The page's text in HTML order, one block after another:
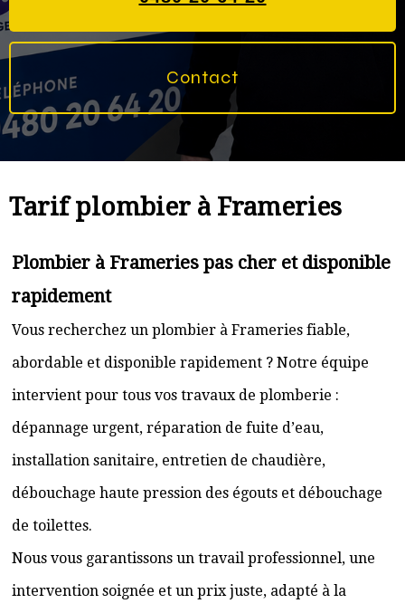
Contact
Tarif plombier à Frameries
Plombier à Frameries pas cher et disponible
rapidement
Vous recherchez un plombier à Frameries fiable,
abordable et disponible rapidement ? Notre équipe
intervient pour tous vos travaux de plomberie :
dépannage urgent, réparation de fuite d’eau,
installation sanitaire, entretien de chaudière,
débouchage haute pression des égouts et débouchage
de toilettes.
Nous vous garantissons un travail professionnel, une
intervention soignée et un prix juste, adapté à la